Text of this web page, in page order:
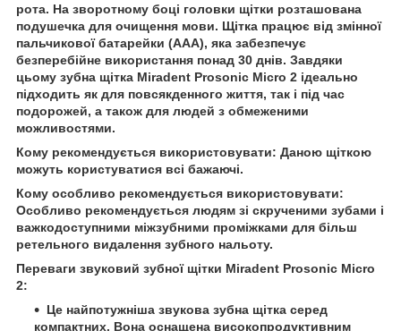
рота. На зворотному боці головки щітки розташована
подушечка для очищення мови. Щітка працює від змінної
пальчикової батарейки (AAA), яка забезпечує
безперебійне використання понад 30 днів. Завдяки
цьому зубна щітка Miradent Prosonic Micro 2 ідеально
підходить як для повсякденного життя, так і під час
подорожей, а також для людей з обмеженими
можливостями.
Кому рекомендується використовувати: Даною щіткою
можуть користуватися всі бажаючі.
Кому особливо рекомендується використовувати:
Особливо рекомендується людям зі скрученими зубами і
важкодоступними міжзубними проміжками для більш
ретельного видалення зубного нальоту.
Переваги звуковий зубної щітки Miradent Prosonic Micro
2:
Це найпотужніша звукова зубна щітка серед
компактних. Вона оснащена високопродуктивним